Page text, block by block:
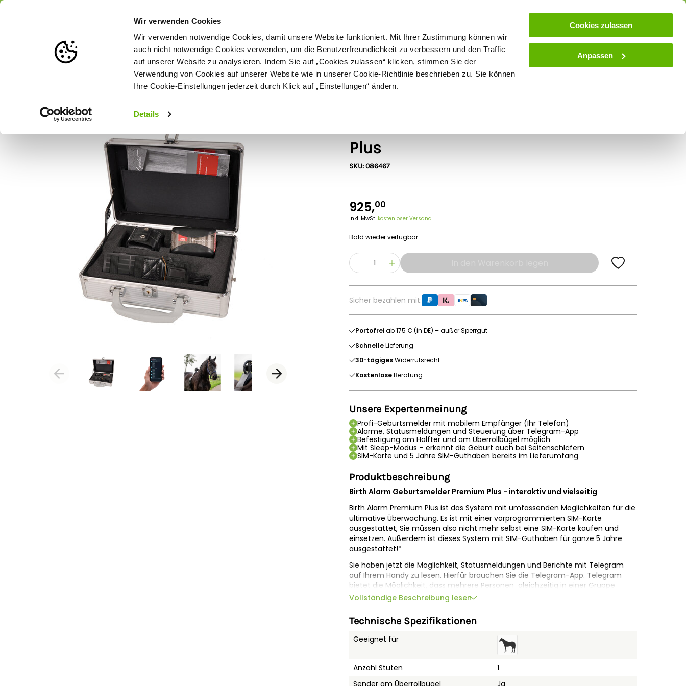
Wir verwenden Cookies
Wir verwenden notwendige Cookies, damit unsere Website funktioniert. Mit Ihrer Zustimmung können wir
auch nicht notwendige Cookies verwenden, um die Benutzerfreundlichkeit zu verbessern und den Traffic
auf unserer Website zu analysieren. Indem Sie auf „Cookies zulassen“ klicken, stimmen Sie der
Verwendung von Cookies auf unserer Website wie in unserer Cookie-Richtlinie beschrieben zu. Sie können
Ihre Cookie-Einstellungen jederzeit durch Klick auf „Einstellungen“ ändern.
Details
Cookies zulassen
Anpassen
Weidezaun Zaunlösungen nach Tierart Schermaschinen Futter- & Tränkesysteme Haus, Hof & Stall Spielwaren Zaunlexikon SALE
Plus
SKU: 086467
925,00
Inkl. MwSt. kostenloser Versand
Bald wieder verfügbar
Sicher bezahlen mit:
Portofreiab 175 € (in DE) – außer Sperrgut
SchnelleLieferung
30-tägigesWiderrufsrecht
KostenloseBeratung
Unsere Expertenmeinung
Profi-Geburtsmelder mit mobilem Empfänger (Ihr Telefon)
Alarme, Statusmeldungen und Steuerung über Telegram-App
Befestigung am Halfter und am Überrollbügel möglich
Mit Sleep-Modus – erkennt die Geburt auch bei Seitenschläfern
SIM-Karte und 5 Jahre SIM-Guthaben bereits im Lieferumfang
Produktbeschreibung
Birth Alarm Geburtsmelder Premium Plus - interaktiv und vielseitig
Birth Alarm Premium Plus ist das System mit umfassenden Möglichkeiten für die
ultimative Überwachung. Es ist mit einer vorprogrammierten SIM-Karte
ausgestattet, Sie müssen also nicht mehr selbst eine SIM-Karte kaufen und
einsetzen. Außerdem ist dieses System mit SIM-Guthaben für ganze 5 Jahre
ausgestattet!*
Sie haben jetzt die Möglichkeit, Statusmeldungen und Berichte mit Telegram
auf Ihrem Handy zu lesen. Hierfür brauchen Sie die Telegram-App. Telegram
bietet die Möglichkeit, dass mehrere Personen gleichzeitig in einer Gruppe
teilnehmen. So erhalten alle Teilnehmer einer Gruppe Alarm- und
einfach von Ihrem Smartphone aus die Einstellungen ändern. Mit dem neuen
Birth Alarm Premium Plus haben Sie also immer und überall Kontakt zu Ihrer
Stute.
Dies ist das System mit umfassenden Möglichkeiten für die ultimative
Überwachung. Der Sender kann am Antirollgurt/Überrollbügel sowie am Halfter
befestigt werden.
Vollständige Beschreibung lesen
Technische Spezifikationen
Geeignet für
Anzahl Stuten
1
Sender am Überrollbügel
Ja